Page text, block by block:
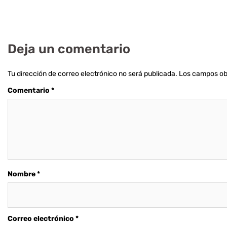
Deja un comentario
Tu dirección de correo electrónico no será publicada. Los campos
Comentario *
Nombre*
Correo electrónico *